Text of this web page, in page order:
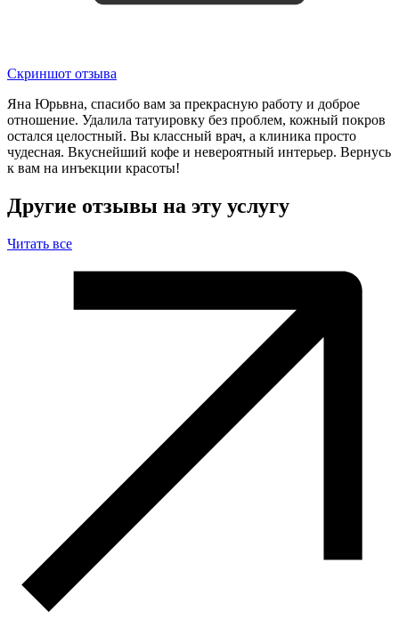
Скриншот отзыва
Яна Юрьвна, спасибо вам за прекрасную работу и доброе
отношение. Удалила татуировку без проблем, кожный покров
остался целостный. Вы классный врач, а клиника просто
чудесная. Вкуснейший кофе и невероятный интерьер. Вернусь
к вам на инъекции красоты!
Другие отзывы на эту услугу
Читать все